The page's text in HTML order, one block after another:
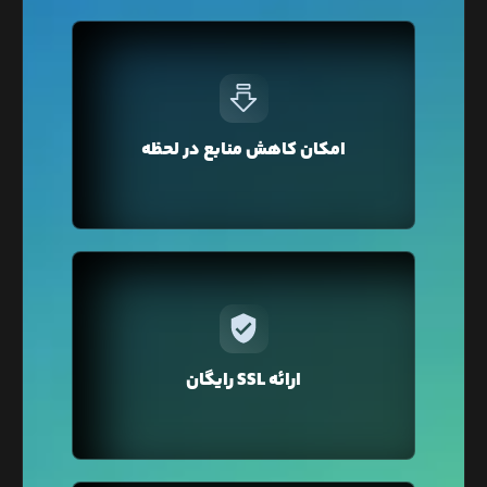
امکان کاهش منابع در لحظه
وبسایت‌تان زیاد شود و شما منابع سخت‌افزاری
وبسایت‌تان را ارتقا دهید اما بعد از گذشت آن روز دیگر
نیازی به منابع بالا نداشته باشید. در لیارا می‌توانید
مجدد به پلن قبلی خود بازگردید تا برای منابعی که نیاز
ارائه SSL رایگان
در لیارا برای دامنه‌ی‌ اختصاصی‌تان فقط با یک کلیک
می‌توانید گواهی SSL را تهیه کنید. نگران تمدید هم
شما تمدید می‌کند.